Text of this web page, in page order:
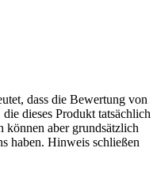
dass die Bewertung von
dieses Produkt tatsächlich
können aber grundsätzlich
haben. Hinweis schließen